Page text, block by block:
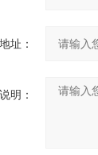
址：
明：